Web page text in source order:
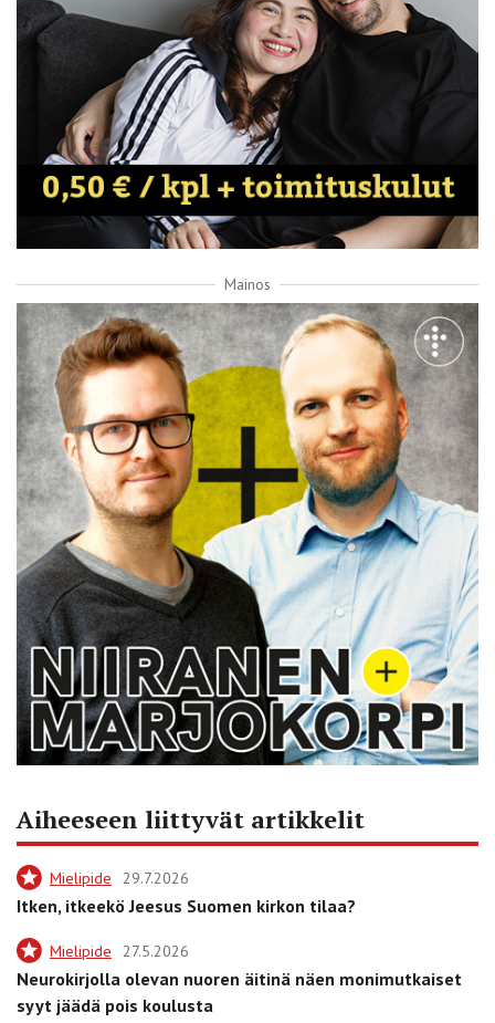
Mainos
Aiheeseen liittyvät artikkelit
Mielipide 29.7.2026
Itken, itkeekö Jeesus Suomen kirkon tilaa?
Mielipide 27.5.2026
Neurokirjolla olevan nuoren äitinä näen monimutkaiset
syyt jäädä pois koulusta